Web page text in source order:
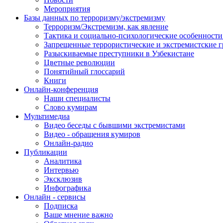
Мероприятия
Базы данных по терроризму/экстремизму
Терроризм/Экстремизм, как явление
Тактика и социально-психологические
Запрещенные террористические и экстремистские
Разыскиваемые преступники в Узбекистане
Цветные революции
Понятийный глоссарий
Книги
Онлайн-конференция
Наши специалисты
Слово кумирам
Мультимедиа
Видео беседы с бывшими экстремистами
Видео - обращения кумиров
Онлайн-радио
Публикации
Аналитика
Интервью
Эксклюзив
Инфографика
Онлайн - сервисы
Подписка
Ваше мнение важно